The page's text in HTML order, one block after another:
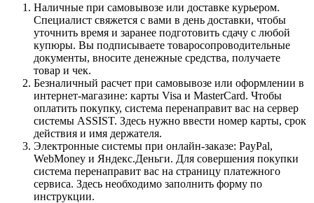
Наличные при самовывозе или доставке курьером.
Специалист свяжется с вами в день доставки, чтобы
уточнить время и заранее подготовить сдачу с любой
купюры. Вы подписываете товаросопроводительные
документы, вносите денежные средства, получаете
товар и чек.
Безналичный расчет при самовывозе или оформлении в
интернет-магазине: карты Visa и MasterCard. Чтобы
оплатить покупку, система перенаправит вас на сервер
системы ASSIST. Здесь нужно ввести номер карты, срок
действия и имя держателя.
Электронные системы при онлайн-заказе: PayPal,
WebMoney и Яндекс.Деньги. Для совершения покупки
система перенаправит вас на страницу платежного
сервиса. Здесь необходимо заполнить форму по
инструкции.